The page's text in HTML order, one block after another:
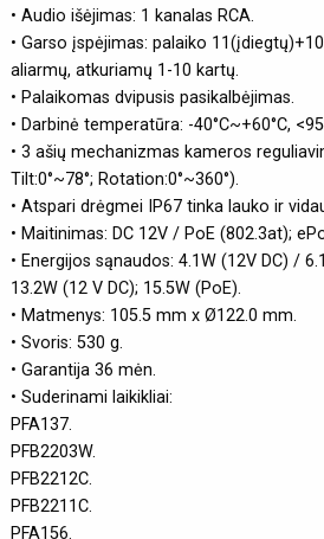
• Audio išėjimas: 1 kanalas RCA.
• Garso įspėjimas: palaiko
aliarmų, atkuriamų 1-10 kartų.
• Palaikomas dvipusis pasikalbėjimas.
• Darbinė temperatūra: -40°C~+60°C,
• 3 ašių mechanizmas kameros
Tilt:0°~78°; Rotation:0°~360°).
• Atspari drėgmei IP67 tinka lauko ir
• Maitinimas: DC 12V / PoE (802.3at);
• Energijos sąnaudos: 4.1W (12V DC) /
13.2W (12 V DC); 15.5W (PoE).
• Matmenys: 105.5 mm x Ø122.0 mm.
• Svoris: 530 g.
• Garantija 36 mėn.
• Suderinami laikikliai:
PFA137.
PFB2203W.
PFB2212C.
PFB2211C.
PFA156.